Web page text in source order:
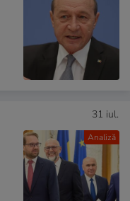
Analiză
31 iul.